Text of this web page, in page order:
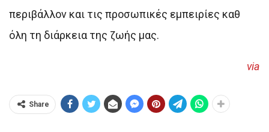
περιβάλλον και τις προσωπικές εμπειρίες καθ
όλη τη διάρκεια της ζωής μας.
via
Share